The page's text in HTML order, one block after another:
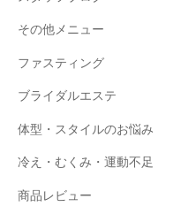
その他メニュー
ファスティング
ブライダルエステ
体型・スタイルのお悩み
冷え・むくみ・運動不足
商品レビュー